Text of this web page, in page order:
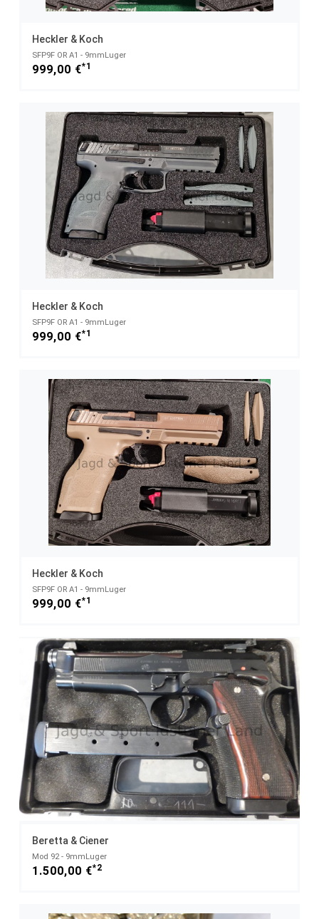
Heckler & Koch
SFP9F OR A1 - 9mmLuger
999,00 €*1
Heckler & Koch
SFP9F OR A1 - 9mmLuger
999,00 €*1
Heckler & Koch
SFP9F OR A1 - 9mmLuger
999,00 €*1
Beretta & Ciener
Mod 92 - 9mmLuger
1.500,00 €*2